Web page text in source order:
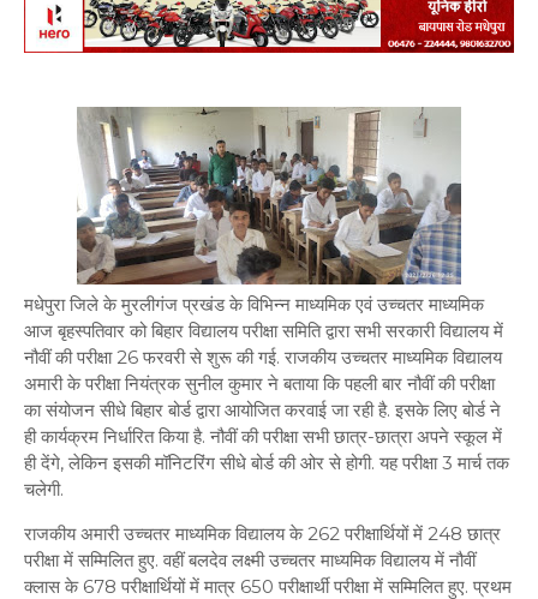
मधेपुरा जिले के मुरलीगंज प्रखंड के विभिन्न माध्यमिक एवं उच्चतर माध्यमिक
आज बृहस्पतिवार को बिहार विद्यालय परीक्षा समिति द्वारा सभी सरकारी विद्यालय में
नौवीं की परीक्षा 26 फरवरी से शुरू की गई. राजकीय उच्चतर माध्यमिक विद्यालय
अमारी के परीक्षा नियंत्रक सुनील कुमार ने बताया कि पहली बार नौवीं की परीक्षा
का संयोजन सीधे बिहार बोर्ड द्वारा आयोजित करवाई जा रही है. इसके लिए बोर्ड ने
ही कार्यक्रम निर्धारित किया है. नौवीं की परीक्षा सभी छात्र-छात्रा अपने स्‍कूल में
ही देंगे, लेकिन इसकी मॉनिटरिंग सीधे बोर्ड की ओर से होगी. यह परीक्षा 3 मार्च तक
चलेगी.
राजकीय अमारी उच्चतर माध्यमिक विद्यालय के 262 परीक्षार्थियों में 248 छात्र
परीक्षा में सम्मिलित हुए. वहीं बलदेव लक्ष्मी उच्चतर माध्यमिक विद्यालय में नौवीं
क्लास के 678 परीक्षार्थियों में मात्र 650 परीक्षार्थी परीक्षा में सम्मिलित हुए. प्रथम